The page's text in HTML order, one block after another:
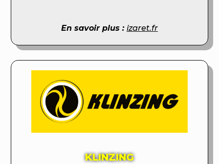
En savoir plus : izaret.fr
KLINZING